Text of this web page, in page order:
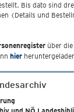
Bis dato sind
(Details und
über
hier